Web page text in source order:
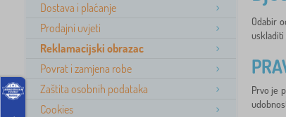
Dostava i plaćanje
Prodajni uvjeti
Reklamacijski obrazac
Povrat i zamjena robe
Zaštita osobnih podataka
Cookies
Odabir
uskladiti
Prvo je